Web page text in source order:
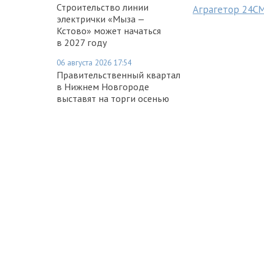
Строительство линии
электрички «Мыза —
Кстово» может начаться
в 2027 году
06 августа 2026 17:54
Правительственный квартал
в Нижнем Новгороде
выставят на торги осенью
Аграгетор